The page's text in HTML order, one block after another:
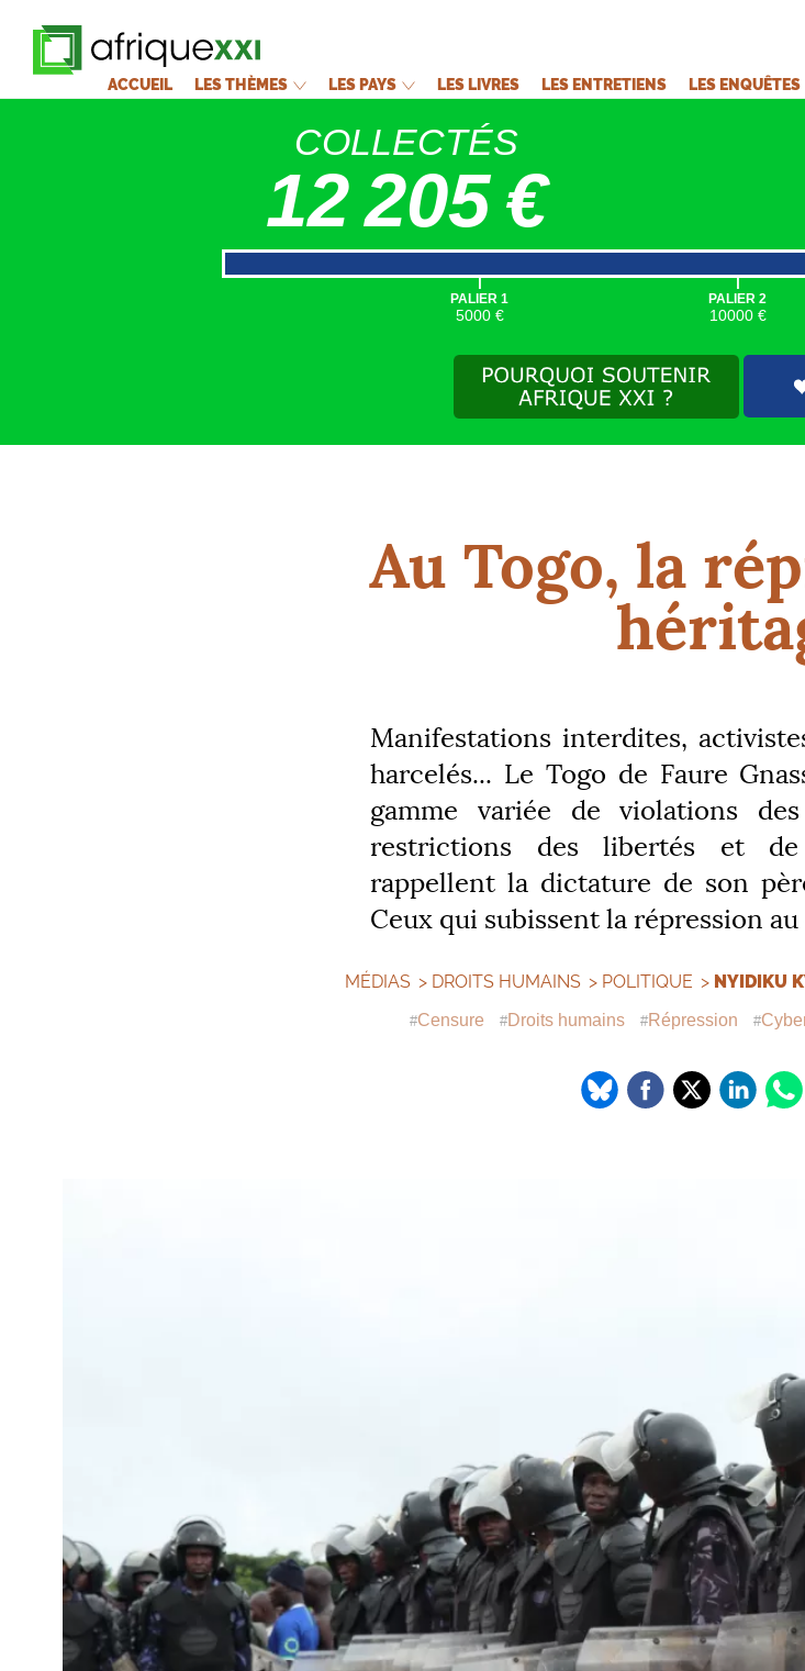
ACCUEIL LES THÈMES LES PAYS LES LIVRES LES ENTRETIENS LES ENQUÊTES
COLLECTÉS
12 205 €
|
PALIER 1
5000 €
|
PALIER 2
10000 €
Au Togo, la
Manifestations interdites,
harcelés... Le Togo de Faure
gamme variée de violations
restrictions des libertés et de
rappellent la dictature de son
Ceux qui subissent la répression
MÉDIAS > DROITS HUMAINS > POLITIQUE > NYIDIKU
Censure Droits humains Répression